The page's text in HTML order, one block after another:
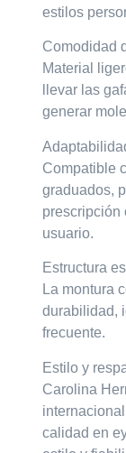
estilos
Comodidad
Material
llevar las
generar
Compatible
graduados,
prescripción
usuario.
Estructura
La montura
durabilidad,
frecuente.
Estilo y
Carolina
calidad en